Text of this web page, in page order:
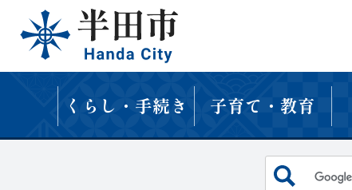
くらし・手続き 子育て・教育